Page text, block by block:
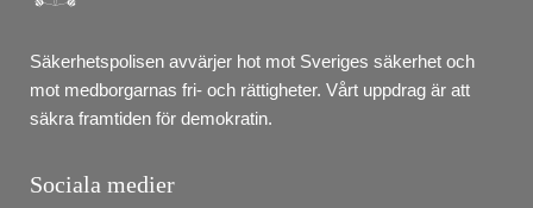
Säkerhetspolisen avvärjer hot mot Sveriges säkerhet och
mot medborgarnas fri- och rättigheter. Vårt uppdrag är att
säkra framtiden för demokratin.
Sociala medier